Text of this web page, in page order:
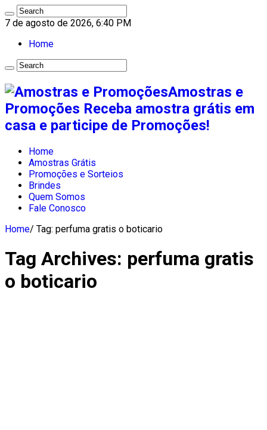
7 de agosto de 2026, 6:40 PM
Home
Amostras e
Promoções Receba amostra grátis em
casa e participe de Promoções!
Home
Amostras Grátis
Promoções e Sorteios
Brindes
Quem Somos
Fale Conosco
Home/ Tag: perfuma gratis o boticario
Tag Archives: perfuma gratis
o boticario